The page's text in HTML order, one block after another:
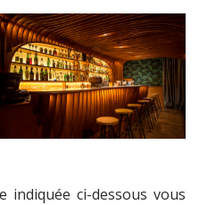
indiquée ci-dessous vous